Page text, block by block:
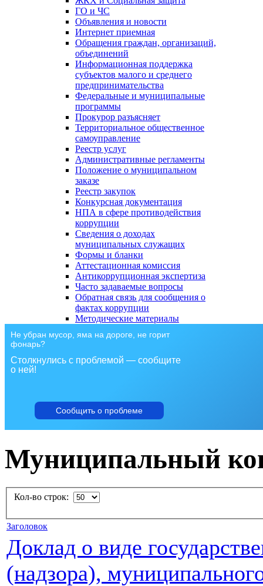
ГО и ЧС
Объявления и новости
Интернет приемная
Обращения граждан, организаций,
объединений
Информационная поддержка
субъектов малого и среднего
предпринимательства
Федеральные и муниципальные
программы
Прокурор разъясняет
Территориальное общественное
самоуправление
Реестр услуг
Административные регламенты
Положение о муниципальном
заказе
Реестр закупок
Конкурсная документация
НПА в сфере противодействия
коррупции
Сведения о доходах
муниципальных служащих
Формы и бланки
Аттестационная комиссия
Антикоррупционная экспертиза
Часто задаваемые вопросы
Обратная связь для сообщения о
фактах коррупции
Методические материалы
Не убран мусор, яма на дороге, не горит
фонарь?
Столкнулись с проблемой — сообщите
о ней!
Сообщить о проблеме
Муниципальный
Кол-во строк:
Заголовок
Доклад о виде
(надзора),